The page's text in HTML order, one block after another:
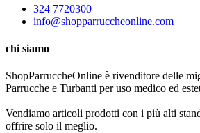
324 7720300
info@shopparruccheonline.com
chi siamo
ShopParruccheOnline è rivenditore delle
Parrucche e Turbanti per uso medico ed
Vendiamo articoli prodotti con i più alti
offrire solo il meglio.